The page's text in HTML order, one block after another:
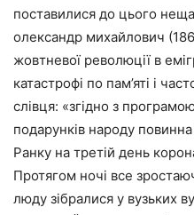
поставилися до цього
олександр михайлович
жовтневої революції в
катастрофі по пам’яті і
слівця: «згідно з
подарунків народу
Ранку на третій день
Протягом ночі все
люду зібралися у вузьких